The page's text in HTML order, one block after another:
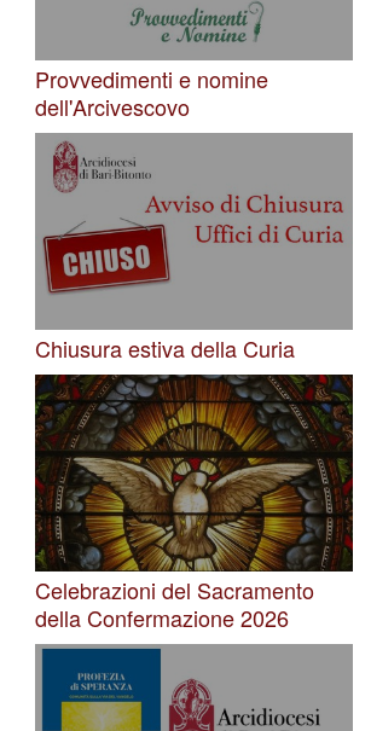
Provvedimenti e nomine
dell'Arcivescovo
Chiusura estiva della Curia
Celebrazioni del Sacramento
della Confermazione 2026